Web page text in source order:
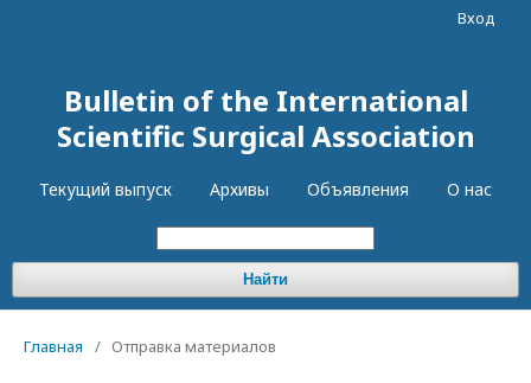
Bulletin of the International
Scientific Surgical Association
Текущий выпуск Архивы Объявления О нас
Найти
Вход
Главная / Отправка материалов